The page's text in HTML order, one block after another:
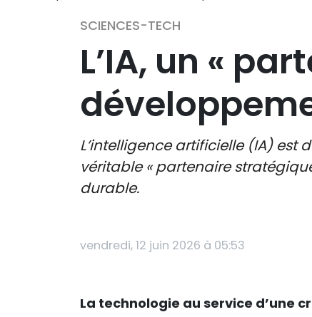
SCIENCES-TECH
L’IA, un «
L’intelligence artificielle (IA)
véritable « partenaire
durable.
vendredi, 12 juin 2026 à 05:53
La technologie au service d’une